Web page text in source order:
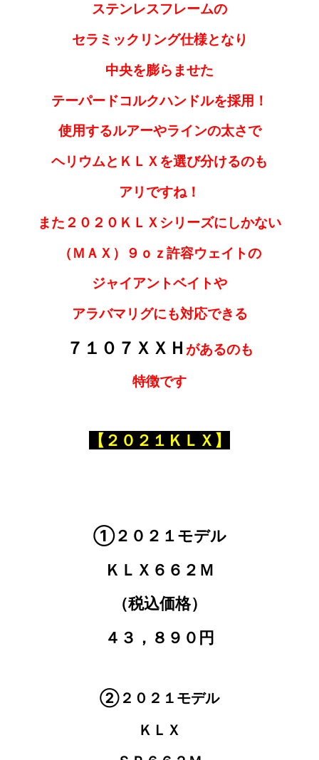
ステンレスフレームの
セラミックリング仕様となり
中央を膨らませた
テーパードコルクハンドルを採用！
使用するルアーやラインの太さで
ヘリウムとＫＬＸを選び分けるのも
アリですね！
また２０２０ＫＬＸシリーズにしかない
（ＭＡＸ）９ｏｚ許容ウェイトの
ジャイアントベイトや
アラバマリグにも対応できる
７１０７ＸＸＨ があるのも
特徴です
【２０２１ＫＬＸ】
①２０２１モデル
ＫＬＸ６６２Ｍ
（税込価格）
４３，８９０円
②２０２１モデル
ＫＬＸ